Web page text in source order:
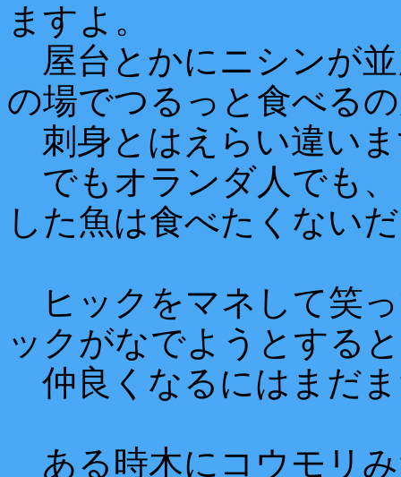
ますよ。
屋台とかにニシンが
の場でつるっと食べる
刺身とはえらい違い
でもオランダ人でも
した魚は食べたくない
ヒックをマネして笑
ックがなでようとする
仲良くなるにはまだ
ある時木にコウモリ